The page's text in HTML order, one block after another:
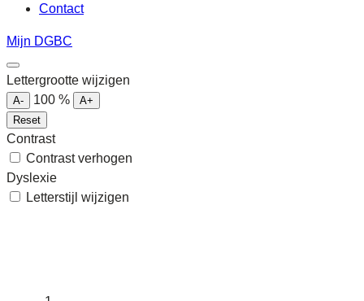
Contact
Mijn DGBC
Lettergrootte wijzigen
A- 100 %
A+
Reset
Contrast
Contrast verhogen
Dyslexie
Letterstijl wijzigen